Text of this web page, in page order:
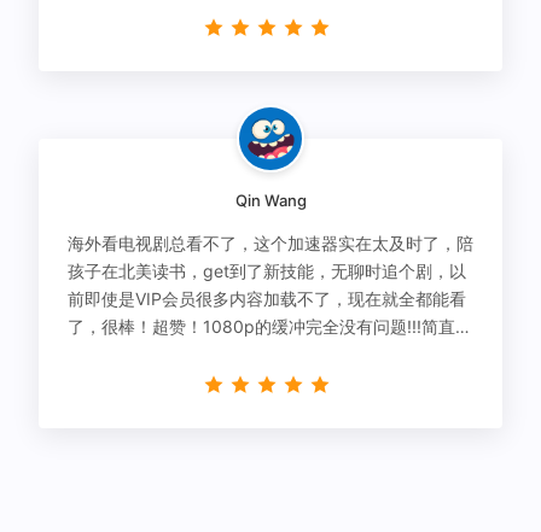
Qin Wang
海外看电视剧总看不了，这个加速器实在太及时了，陪
孩子在北美读书，get到了新技能，无聊时追个剧，以
前即使是VIP会员很多内容加载不了，现在就全都能看
了，很棒！超赞！1080p的缓冲完全没有问题!!!简直救